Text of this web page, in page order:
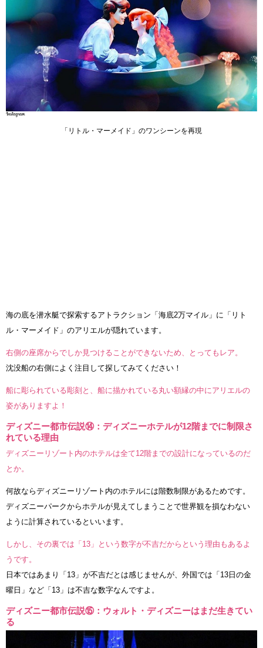
「リトル・マーメイド」のワンシーンを再現
海の底を潜水艇で探索するアトラクション「海底2万マイル」に「リト
ル・マーメイド」のアリエルが隠れています。
右側の座席からでしか見つけることができないため、とってもレア。
沈没船の右側によく注目して探してみてください！
船に彫られている彫刻と、船に描かれている丸い額縁の中にアリエルの
姿がありますよ！
ディズニー都市伝説⑭：ディズニーホテルが12階までに制限さ
れている理由
ディズニーリゾート内のホテルは全て12階までの設計になっているのだ
とか。
何故ならディズニーリゾート内のホテルには階数制限があるためです。
ディズニーパークからホテルが見えてしまうことで世界観を損なわない
ように計算されているといいます。
しかし、その裏では「13」という数字が不吉だからという理由もあるよ
うです。
日本ではあまり「13」が不吉だとは感じませんが、外国では「13日の金
曜日」など「13」は不吉な数字なんですよ。
ディズニー都市伝説⑮：ウォルト・ディズニーはまだ生きてい
る